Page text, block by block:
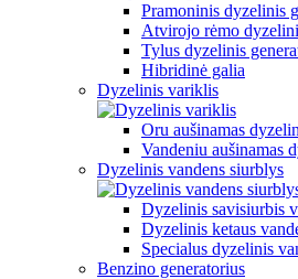
Pramoninis dyzelinis
Atvirojo rėmo
Tylus dyzelinis
Hibridinė galia
Dyzelinis variklis
Oru aušinamas
Vandeniu aušinamas
Dyzelinis vandens siurblys
Dyzelinis savisiurbis
Dyzelinis ketaus
Specialus dyzelinis
Benzino generatorius